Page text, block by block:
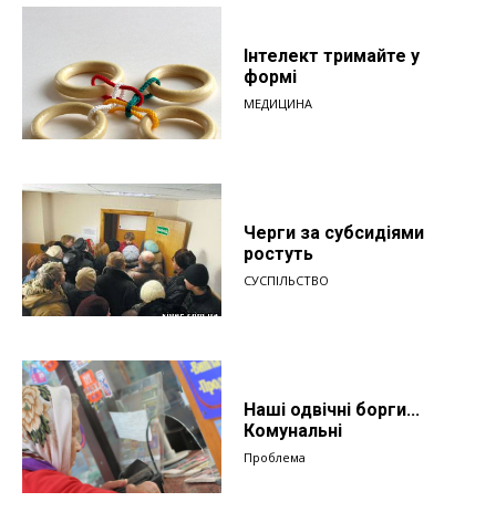
Інтелект тримайте у
формі
МЕДИЦИНА
Черги за субсидіями
ростуть
СУСПІЛЬСТВО
Наші одвічні борги...
Комунальні
Проблема